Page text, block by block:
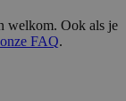
welkom. Ook als je
FAQ.